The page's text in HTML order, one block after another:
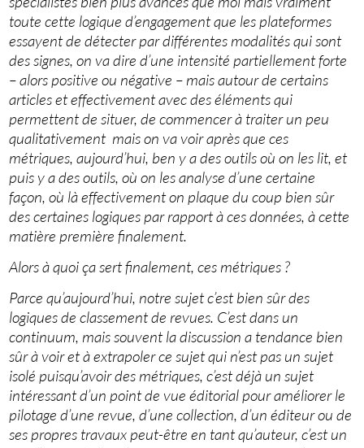
toute cette logique d’engagement que les plateformes
essayent de détecter par différentes modalités qui sont
des signes, on va dire d’une intensité partiellement forte
– alors positive ou négative – mais autour de certains
articles et effectivement avec des éléments qui
permettent de situer, de commencer à traiter un peu
qualitativement mais on va voir après que ces
métriques, aujourd’hui, ben y a des outils où on les lit, et
puis y a des outils, où on les analyse d’une certaine
façon, où là effectivement on plaque du coup bien sûr
des certaines logiques par rapport à ces données, à cette
matière première finalement.
Alors à quoi ça sert finalement, ces métriques ?
Parce qu’aujourd’hui, notre sujet c’est bien sûr des
logiques de classement de revues. C’est dans un
continuum, mais souvent la discussion a tendance bien
sûr à voir et à extrapoler ce sujet qui n’est pas un sujet
isolé puisqu’avoir des métriques, c’est déjà un sujet
intéressant d’un point de vue éditorial pour améliorer le
pilotage d’une revue, d’une collection, d’un éditeur ou de
ses propres travaux peut-être en tant qu’auteur, c’est un